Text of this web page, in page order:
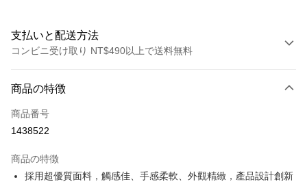
支払いと配送方法
コンビニ受け取り NT$490以上で送料無料
クレジットカード1回払い
コンビニ店頭代金引換
Apple Pay
商品の特徴
商品番号
1438522
商品の特徴
採用超優質面料，觸感佳、手感柔軟、外觀精緻，產品設計創新